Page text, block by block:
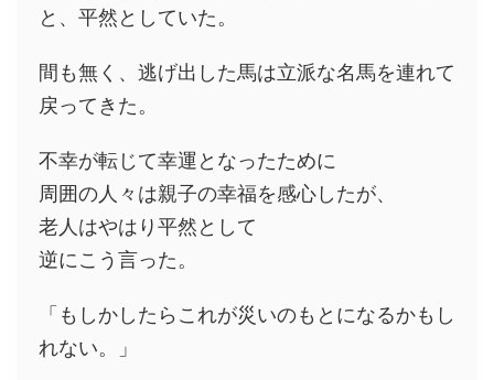
と、平然としていた。
間も無く、逃げ出した馬は立派な名馬を連れて
戻ってきた。
不幸が転じて幸運となったために
周囲の人々は親子の幸福を感心したが、
老人はやはり平然として
逆にこう言った。
「もしかしたらこれが災いのもとになるかもし
れない。」